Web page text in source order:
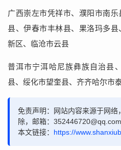
广西崇左市凭祥市、濮阳市南
县、伊春市丰林县、果洛玛多
新区、临沧市云县
普洱市宁洱哈尼族彝族自治县
县、绥化市望奎县、齐齐哈尔市
免责声明：网站内容来源于网络
除，邮箱：352446720@qq.com
本文链接： https://